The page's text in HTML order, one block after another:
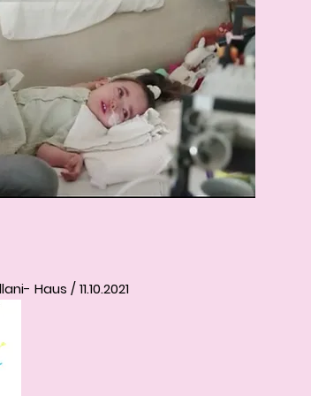
Haus / 11.10.2021